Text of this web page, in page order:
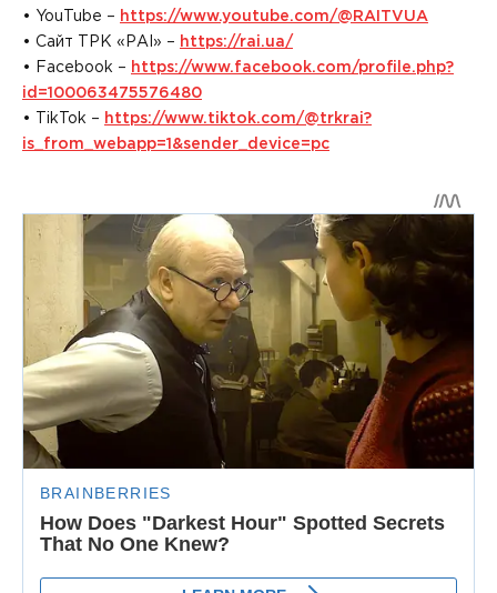
• YouTube – https://www.youtube.com/@RAITVUA
• Сайт ТРК «РАІ» – https://rai.ua/
• Facebook – https://www.facebook.com/profile.php?
id=100063475576480
• TikTok – https://www.tiktok.com/@trkrai?
is_from_webapp=1&sender_device=pc